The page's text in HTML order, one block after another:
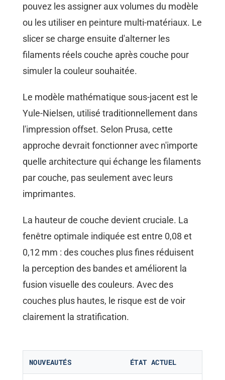
pouvez les assigner aux volumes du modèle
ou les utiliser en peinture multi-matériaux. Le
slicer se charge ensuite d'alterner les
filaments réels couche après couche pour
simuler la couleur souhaitée.
Le modèle mathématique sous-jacent est le
Yule-Nielsen, utilisé traditionnellement dans
l'impression offset. Selon Prusa, cette
approche devrait fonctionner avec n'importe
quelle architecture qui échange les filaments
par couche, pas seulement avec leurs
imprimantes.
La hauteur de couche devient cruciale. La
fenêtre optimale indiquée est entre 0,08 et
0,12 mm : des couches plus fines réduisent
la perception des bandes et améliorent la
fusion visuelle des couleurs. Avec des
couches plus hautes, le risque est de voir
clairement la stratification.
NOUVEAUTÉS ÉTAT ACTUEL